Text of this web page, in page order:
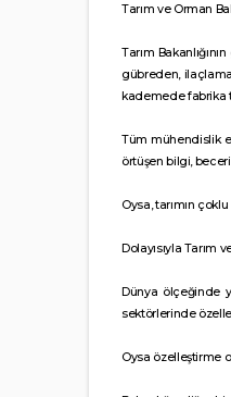
Tarım ve Orman
Tarım
gübreden,
kademede fabrika
Tüm mühendislik
örtüşen bilgi,
Oysa, tarımın
Dolayısıyla Tarım
Dünya ölçeğinde
sektörlerinde
Oysa özelleştirme